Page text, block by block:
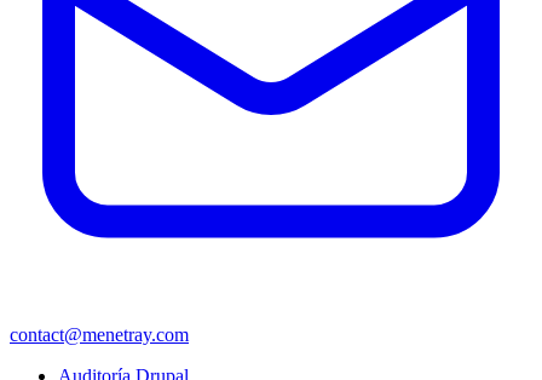
contact@menetray.com
Menú
Auditoría Drupal